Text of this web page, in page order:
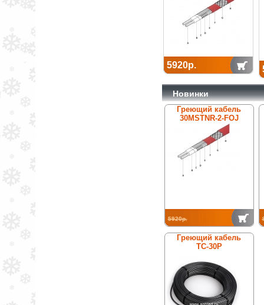
5920р.
Новинки
Греющий кабель
30MSTNR-2-FOJ
5920р.
Греющий кабель
ТС-30Р